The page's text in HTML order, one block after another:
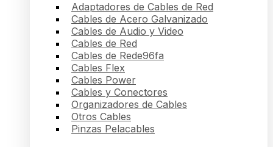
Adaptadores de Cables de Red
Cables de Acero Galvanizado
Cables de Audio y Video
Cables de Red
Cables de Rede96fa
Cables Flex
Cables Power
Cables y Conectores
Organizadores de Cables
Otros Cables
Pinzas Pelacables